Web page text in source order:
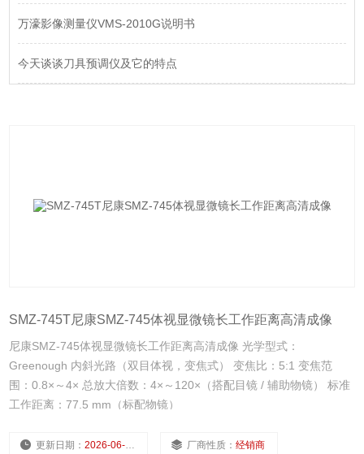
万濠影像测量仪VMS-2010G说明书
今天谈谈刀具预调仪及它的特点
SMZ-745T尼康SMZ-745体视显微镜长工作距离高清成像
尼康SMZ-745体视显微镜长工作距离高清成像 光学型式：
Greenough 内斜光路（双目体视，变焦式） 变焦比：5:1 变焦范
围：0.8×～4× 总放大倍数：4×～120×（搭配目镜 / 辅助物镜） 标准
工作距离：77.5 mm（标配物镜）
更新日期：2026-06-12 厂商性质：经销商